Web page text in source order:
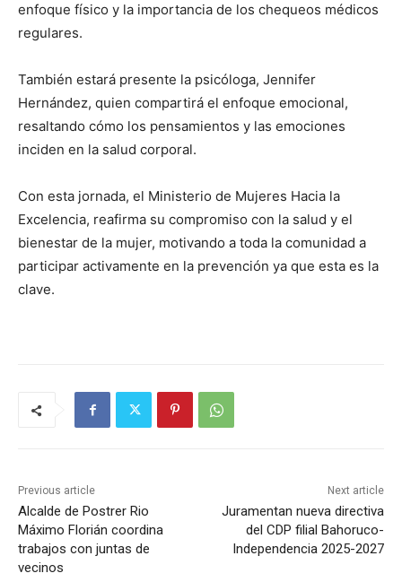
enfoque físico y la importancia de los chequeos médicos
regulares.
También estará presente la psicóloga, Jennifer
Hernández, quien compartirá el enfoque emocional,
resaltando cómo los pensamientos y las emociones
inciden en la salud corporal.
Con esta jornada, el Ministerio de Mujeres Hacia la
Excelencia, reafirma su compromiso con la salud y el
bienestar de la mujer, motivando a toda la comunidad a
participar activamente en la prevención ya que esta es la
clave.
Previous article
Alcalde de Postrer Rio
Máximo Florián coordina
trabajos con juntas de
vecinos
Next article
Juramentan nueva directiva
del CDP filial Bahoruco-
Independencia 2025-2027